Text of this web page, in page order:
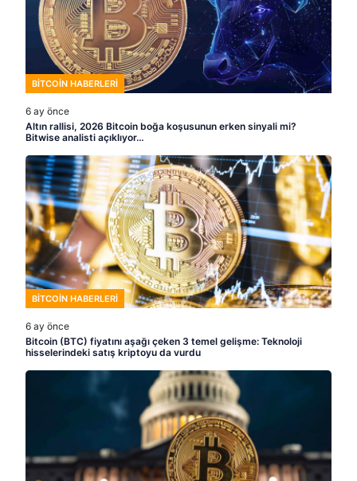
BITCOIN HABERLERI
6 ay önce
Altın rallisi, 2026 Bitcoin boğa koşusunun erken sinyali mi?
Bitwise analisti açıklıyor…
BITCOIN HABERLERI
6 ay önce
Bitcoin (BTC) fiyatını aşağı çeken 3 temel gelişme: Teknoloji
hisselerindeki satış kriptoyu da vurdu